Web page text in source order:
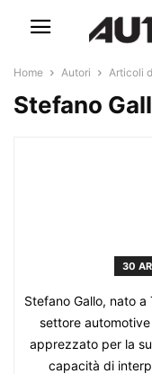
Home Autori Articoli
Stefano
30
Stefano Gallo, nato
settore automotive
apprezzato per la
capacità di